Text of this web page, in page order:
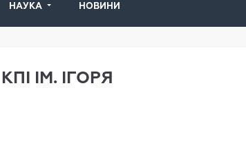
НАУКА НОВИНИ
ІМ. ІГОРЯ